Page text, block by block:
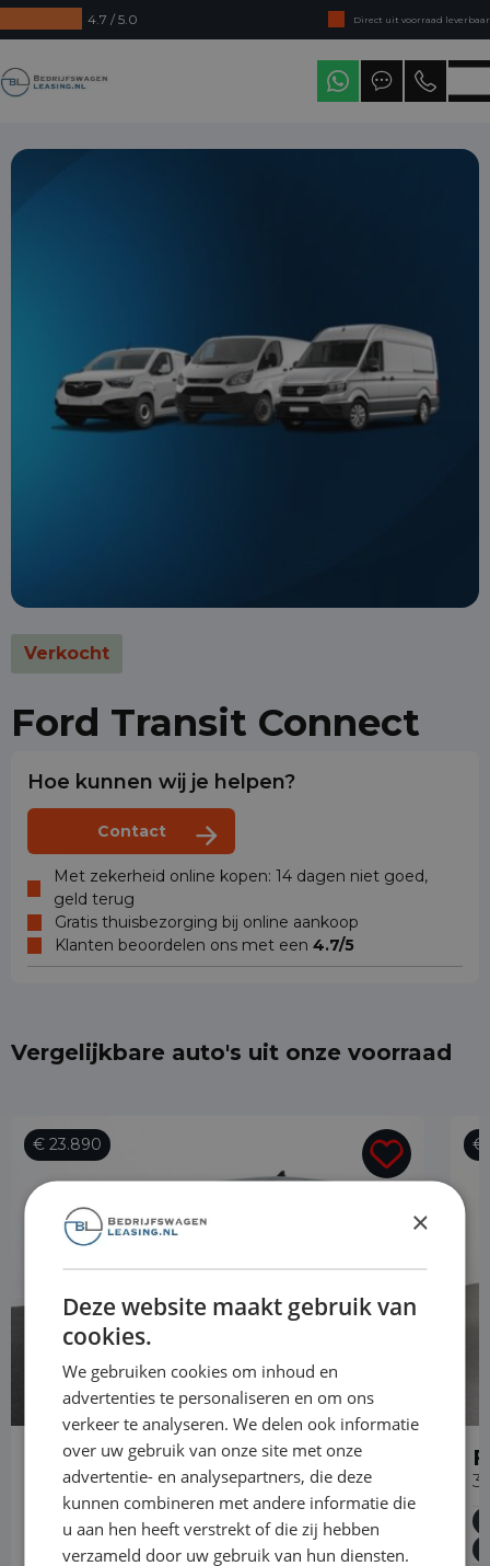
4.7 / 5.0
Direct uit voorraad leverbaar
Levering in heel Nederland
Verkocht
Ford Transit Connect
Hoe kunnen wij je helpen?
Contact
Met zekerheid online kopen: 14 dagen niet goed,
geld terug
Gratis thuisbezorging bij online aankoop
Klanten beoordelen ons met een 4.7/5
Vergelijkbare auto's uit onze voorraad
€ 23.890
Ford Transit Connect
1.5 EcoBlue Automaat L2 Trend
Automaat 24.987 km
2024
Geldrop
L2H1
€
×
Deze website maakt gebruik van
cookies.
We gebruiken cookies om inhoud en
advertenties te personaliseren en om ons
verkeer te analyseren. We delen ook informatie
over uw gebruik van onze site met onze
advertentie- en analysepartners, die deze
kunnen combineren met andere informatie die
u aan hen heeft verstrekt of die zij hebben
verzameld door uw gebruik van hun diensten.